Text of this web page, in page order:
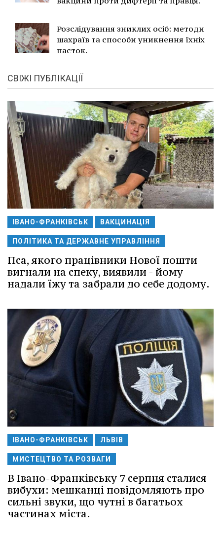
Розслідування зниклих осіб: методи
шахраїв та способи уникнення їхніх
пасток.
СВІЖІ ПУБЛІКАЦІЇ
ІВАНО-ФРАНКІВСЬК ВАКЦИНАЦІЯ
ПОЛІТИКА ТА ДЕРЖАВНЕ УПРАВЛІННЯ
Пса, якого працівники Нової пошти
вигнали на спеку, виявили - йому
надали їжу та забрали до себе додому.
ІВАНО-ФРАНКІВСЬК ЛЬВІВ
МИСТЕЦТВО ТА РОЗВАГИ
В Івано-Франківську 7 серпня сталися
вибухи: мешканці повідомляють про
сильні звуки, що чутні в багатьох
частинах міста.